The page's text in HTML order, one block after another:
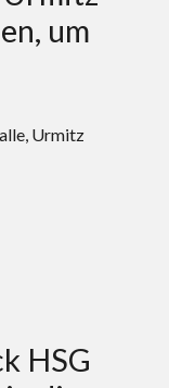
um
Urmitz
HSG